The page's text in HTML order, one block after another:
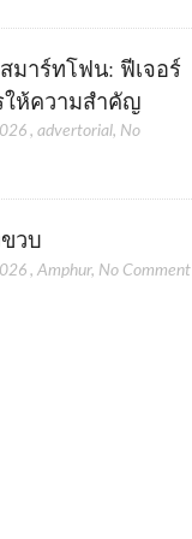
มาร์ทโฟน: ฟีเจอร์
ห้ความสำคัญ
,advertorial, No
วบ
,Amphur, No Comment